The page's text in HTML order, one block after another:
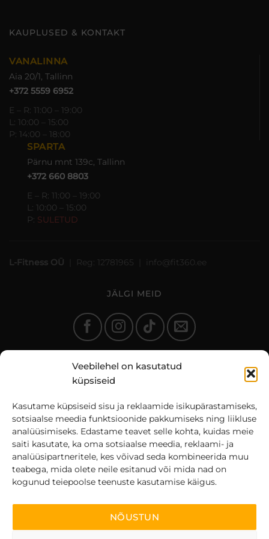
Veebilehel on kasutatud
küpsiseid
Kasutame küpsiseid sisu ja reklaamide isikupärastamiseks,
sotsiaalse meedia funktsioonide pakkumiseks ning liikluse
analüüsimiseks. Edastame teavet selle kohta, kuidas meie
saiti kasutate, ka oma sotsiaalse meedia, reklaami- ja
analüüsipartneritele, kes võivad seda kombineerida muu
teabega, mida olete neile esitanud või mida nad on
kogunud teiepoolse teenuste kasutamise käigus.
NÕUSTUN
KAUPLUSED & KONTAKT
VANALINNA
Aia 20/1, Tallinn
+372 5559 6952
E – R: 11:00 – 19:00
L: 10:00 – 15:00
P: 14:00 – 18:00
SPARTA
Pärnu mnt 139c, Tallinn
+372 660 8803
E – R: 11:00 – 19:00
L: 10:00 – 15:00
P: SULETUD
L-Fitness OÜ | Reg: 12781965 | info@fit360.ee
JÄLGI MEID
© 2025 Fit360.ee | Kõik õigused kaitstud